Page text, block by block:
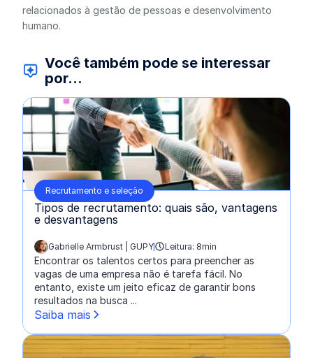
relacionados à gestão de pessoas e desenvolvimento
humano.
Você também pode se interessar
por...
Recrutamento e seleção
Tipos de recrutamento: quais são, vantagens
e desvantagens
escrito por:
Gabrielle Armbrust | GUPY Leitura: 8min
Encontrar os talentos certos para preencher as
vagas de uma empresa não é tarefa fácil. No
entanto, existe um jeito eficaz de garantir bons
resultados na busca ...
Saiba mais